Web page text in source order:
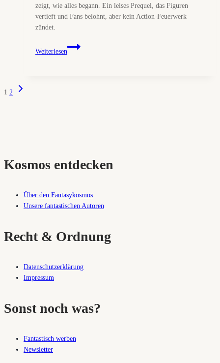
zeigt, wie alles begann. Ein leises Prequel, das Figuren
vertieft und Fans belohnt, aber kein Action-Feuerwerk
zündet.
Weiterlesen
Andrzej
Sapkowski
Seitennavigation
1 2
Nächste
Kosmos entdecken
Über den Fantasykosmos
Unsere fantastischen Autoren
Recht & Ordnung
Datenschutzerklärung
Impressum
Sonst noch was?
Fantastisch werben
Newsletter